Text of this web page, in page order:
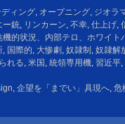
ディング, オープニング, ジオラ
ー銃, リンカーン, 不幸, 仕上げ,
機的状況、内部テロ、ホワイ
, 国際的, 大惨劇 , 奴隷制 , 奴隷解
れる, 米国 , 統領専用機, 習近平,
, 企望を「までい」具現へ, 危